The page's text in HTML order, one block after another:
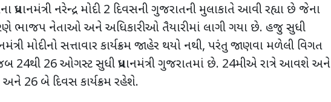
પ્રધાનમંત્રી નરેન્દ્ર મોદી 2 દિવસની ગુજરાતની મુલાકાતે આવી રહ્યા છે જેના
ભાજપ નેતાઓ અને અધિકારીઓ તૈયારીમાં લાગી ગયા છે. હજુ સુધી
મોદીનો સત્તાવાર કાર્યક્રમ જાહેર થયો નથી, પરંતુ જાણવા મળેલી વિગત
24થી 26 ઓગસ્ટ સુધી પ્રધાનમંત્રી ગુજરાતમાં છે. 24મીએ રાત્રે આવશે અને
26 બે દિવસ કાર્યક્રમ રહેશે.